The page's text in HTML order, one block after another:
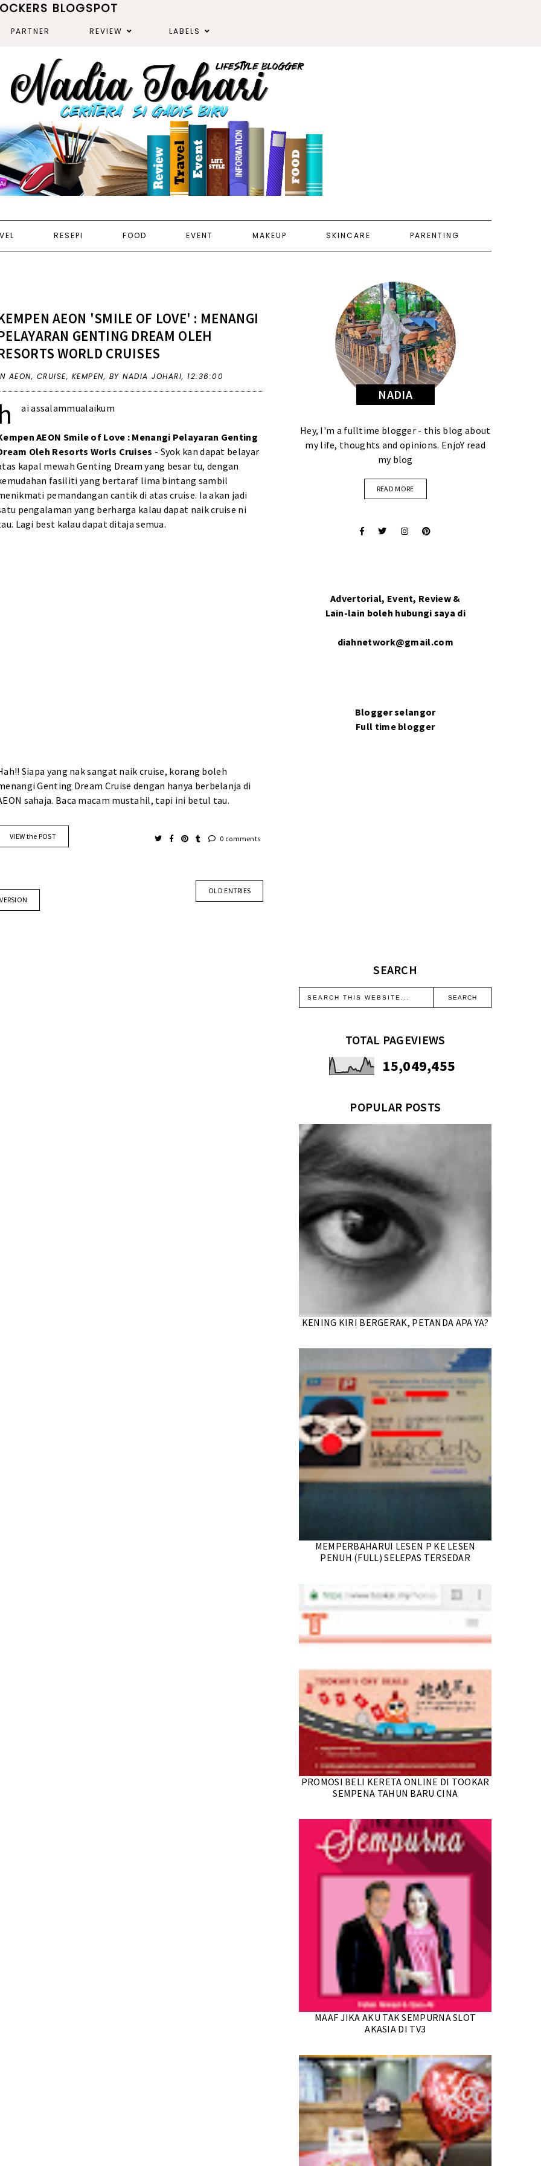
BLOGSPOT
PARTNER REVIEW LABELS
RESEPI FOOD EVENT MAKEUP SKINCARE PARENTING
AEON 'SMILE OF LOVE' : MENANGI
GENTING DREAM OLEH
WORLD CRUISES
AEON, CRUISE, KEMPEN, BY NADIA JOHARI, 12:36:00
h ai assalammualaikum
AEON Smile of Love : Menangi Pelayaran Genting
Oleh Resorts Worls Cruises - Syok kan dapat belayar
kapal mewah Genting Dream yang besar tu, dengan
fasiliti yang bertaraf lima bintang sambil
pemandangan cantik di atas cruise. Ia akan jadi
pengalaman yang berharga kalau dapat naik cruise ni
Lagi best kalau dapat ditaja semua.
Siapa yang nak sangat naik cruise, korang boleh
Genting Dream Cruise dengan hanya berbelanja di
sahaja. Baca macam mustahil, tapi ini betul tau.
VIEW the POST 0 comments
OLD ENTRIES
NADIA
Hey, I'm a fulltime blogger - this blog about
my life, thoughts and opinions. EnjoY read
my blog
READ MORE
Advertorial, Event, Review &
Lain-lain boleh hubungi saya di
diahnetwork@gmail.com
Blogger selangor
Full time blogger
SEARCH
TOTAL PAGEVIEWS
15,049,455
POPULAR POSTS
KENING KIRI BERGERAK, PETANDA APA YA?
MEMPERBAHARUI LESEN P KE LESEN
PENUH (FULL) SELEPAS TERSEDAR
PROMOSI BELI KERETA ONLINE DI TOOKAR
SEMPENA TAHUN BARU CINA
MAAF JIKA AKU TAK SEMPURNA SLOT
AKASIA DI TV3